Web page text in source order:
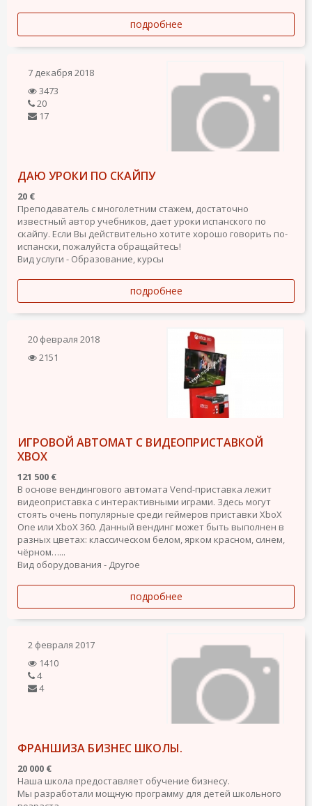
подробнее
7 декабря 2018
3473
20
17
ДАЮ УРОКИ ПО СКАЙПУ
20 €
Преподаватель с многолетним стажем, достаточно
известный автор учебников, дает уроки испанского по
скайпу. Если Вы действительно хотите хорошо говорить по-
испански, пожалуйста обращайтесь!
Вид услуги - Образование, курсы
подробнее
20 февраля 2018
2151
ИГРОВОЙ АВТОМАТ С ВИДЕОПРИСТАВКОЙ
XBOX
121 500 €
В основе вендингового автомата Vend-приставка лежит
видеоприставка с интерактивными играми. Здесь могут
стоять очень популярные среди геймеров приставки XboX
One или XboX 360. Данный вендинг может быть выполнен в
разных цветах: классическом белом, ярком красном, синем,
чёрном…...
Вид оборудования - Другое
подробнее
2 февраля 2017
1410
4
4
ФРАНШИЗА БИЗНЕС ШКОЛЫ.
20 000 €
Наша школа предоставляет обучение бизнесу.
Мы разработали мощную программу для детей школьного